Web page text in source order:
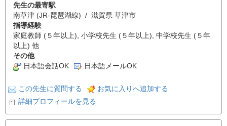
先生の最寄駅
南草津 (JR-琵琶湖線) / 滋賀県 草津市
指導経験
家庭教師 (５年以上), 小学校先生 (５年以上), 中学校先生 (５年
以上) 他
その他
日本語会話OK
日本語メールOK
この先生に質問する
お気に入りへ追加する
詳細プロフィールを見る